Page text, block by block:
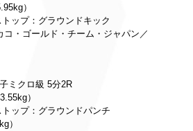
）
ップ：グラウンドキック
・ゴールド・チーム・ジャパン／
ミクロ級 5分2R
）
トップ：グラウンドパンチ
）